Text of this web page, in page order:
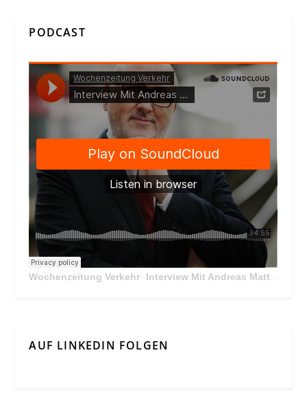
PODCAST
Wochenzeitung Verkehr · Interview Mit Andreas Matthä, CEO der ÖBB Holding
AUF LINKEDIN FOLGEN